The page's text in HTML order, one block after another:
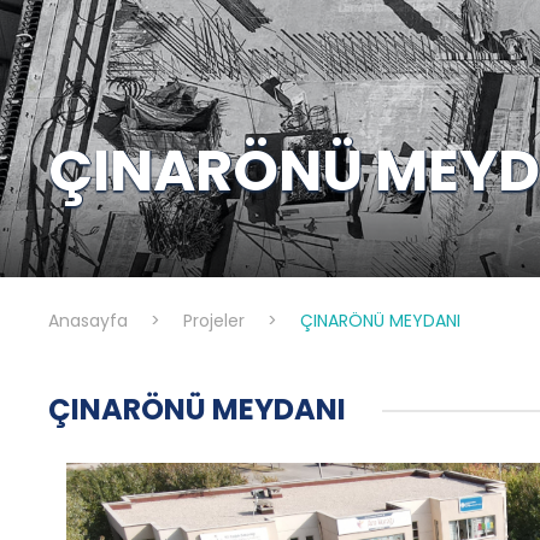
ÇINARÖNÜ
Anasayfa > Projeler > ÇINARÖNÜ MEYDANI
ÇINARÖNÜ MEYDANI